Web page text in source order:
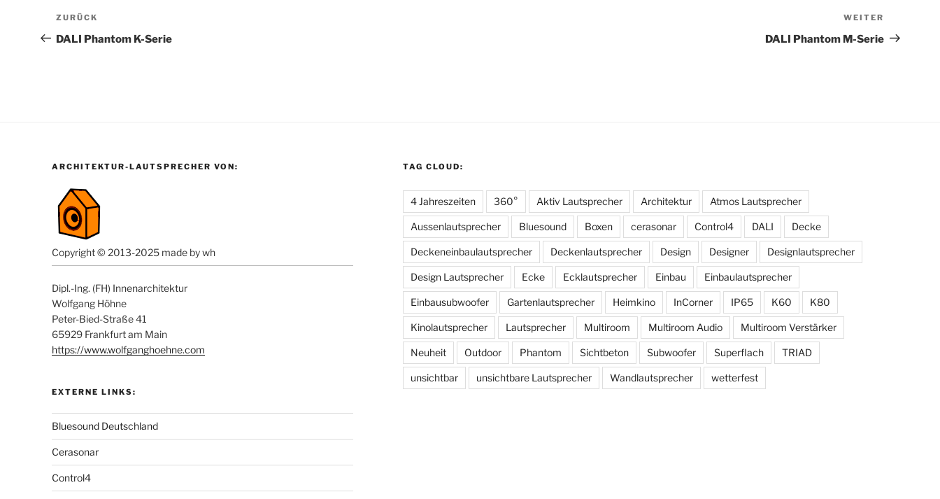
Beitragsnavigation
Vorheriger
Beitrag
ZURÜCK
DALI Phantom K-Serie
Beitrag
WEITER
DALI Phantom M-Serie
ARCHITEKTUR-LAUTSPRECHER VON:
Copyright © 2013-2025 made by wh
Dipl.-Ing. (FH) Innenarchitektur
Wolfgang Höhne
Peter-Bied-Straße 41
65929 Frankfurt am Main
https://www.wolfganghoehne.com
EXTERNE LINKS:
Bluesound Deutschland
Cerasonar
Control4
TAG CLOUD:
4 Jahreszeiten 360° Aktiv Lautsprecher Architektur Atmos Lautsprecher
Aussenlautsprecher Bluesound Boxen cerasonar Control4 DALI Decke
Deckeneinbaulautsprecher Deckenlautsprecher Design Designer Designlautsprecher
Design Lautsprecher Ecke Ecklautsprecher Einbau Einbaulautsprecher
Einbausubwoofer Gartenlautsprecher Heimkino InCorner IP65 K60 K80
Kinolautsprecher Lautsprecher Multiroom Multiroom Audio Multiroom Verstärker
Neuheit Outdoor Phantom Sichtbeton Subwoofer Superflach TRIAD
unsichtbar unsichtbare Lautsprecher Wandlautsprecher wetterfest